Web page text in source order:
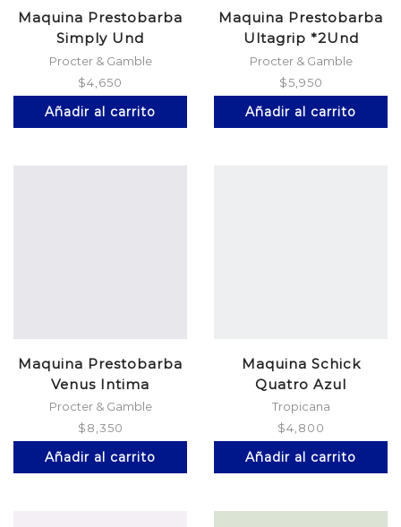
Maquina Prestobarba
Simply Und
Procter & Gamble
$4,650
Añadir al carrito
Maquina Prestobarba
Ultagrip *2Und
Procter & Gamble
$5,950
Añadir al carrito
Maquina Prestobarba
Venus Intima
Procter & Gamble
$8,350
Añadir al carrito
Maquina Schick
Quatro Azul
Tropicana
$4,800
Añadir al carrito